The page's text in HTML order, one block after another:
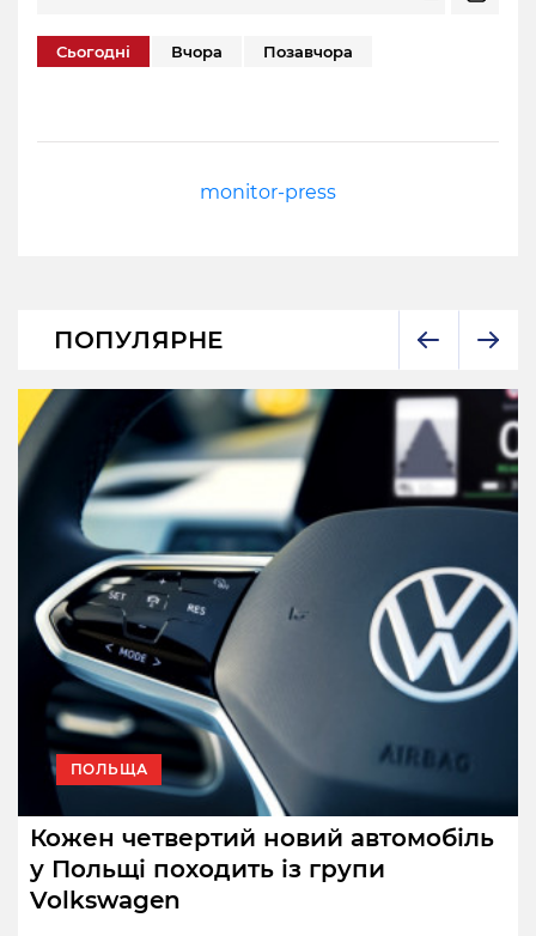
Сьогодні Вчора Позавчора
monitor-press
ПОПУЛЯРНЕ
ПОЛЬЩА
Кожен четвертий новий автомобіль
у Польщі походить із групи
Volkswagen